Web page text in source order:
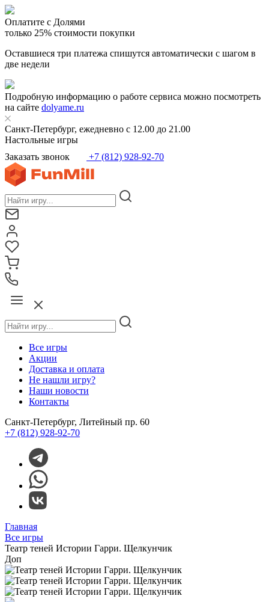
Оплатите с Долями
только 25% стоимости покупки
Оставшиеся три платежа спишутся автоматически с шагом в
две недели
Подробную информацию о работе сервиса можно посмотреть
на сайте dolyame.ru
Санкт-Петербург, ежедневно с 12.00 до 21.00
Настольные игры
Заказать звонок
+7 (812) 928-92-70
Все игры
Акции
Доставка и оплата
Не нашли игру?
Наши новости
Контакты
Санкт-Петербург, Литейный пр. 60
+7 (812) 928-92-70
Главная
Все игры
Театр теней Истории Гарри. Щелкунчик
Доп